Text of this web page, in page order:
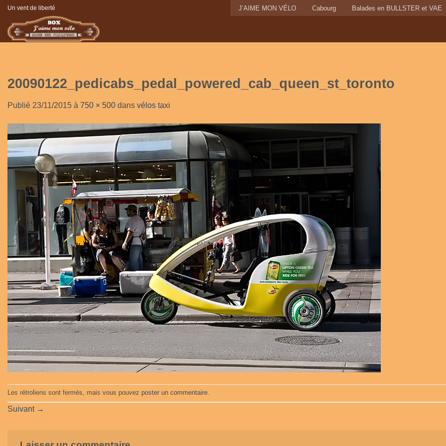
Passer
contenu
Un vent de liberté J’AIME MON VÉLO Cabourg Balades en BULLSTER et VAE
20090122_pedicabs_pedal_powered_cab_queen_st_toronto
Publié 23/11/2015 à 750 × 500 dans vélos taxi
Les rétroliens sont fermés, mais vous pouvez poster un commentaire
Suivant →